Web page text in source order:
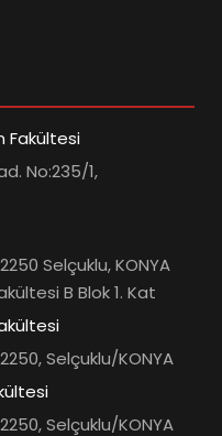
Fakültesi
No:235/1,
Selçuklu, KONYA
B Blok 1. Kat
Selçuklu/KONYA
Selçuklu/KONYA